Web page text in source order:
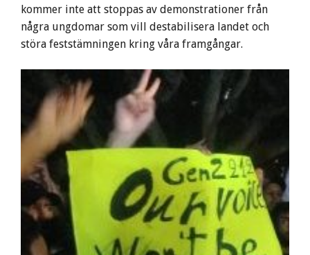
kommer inte att stoppas av demonstrationer från
några ungdomar som vill destabilisera landet och
störa feststämningen kring våra framgångar.